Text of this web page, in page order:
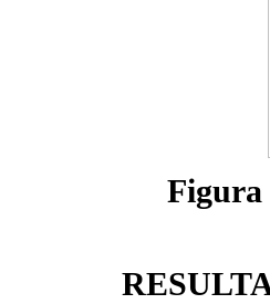
Figura